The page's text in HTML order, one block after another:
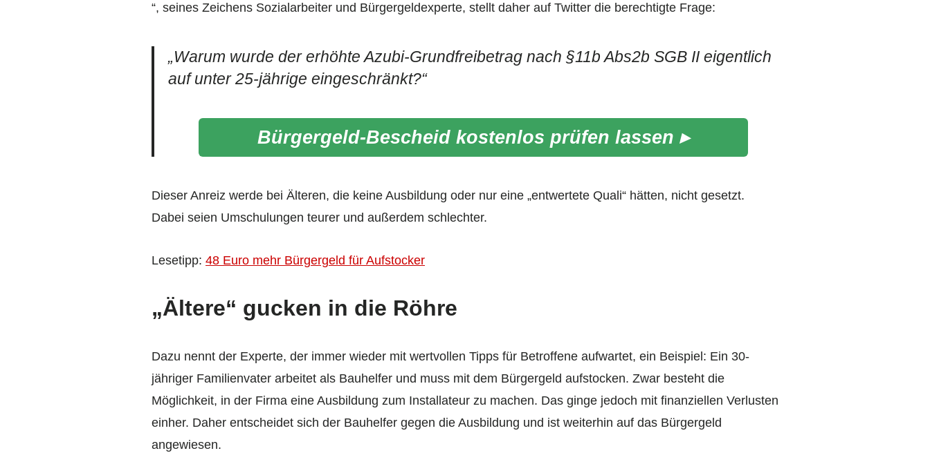
“, seines Zeichens Sozialarbeiter und Bürgergeldexperte, stellt daher auf Twitter die berechtigte Frage:
„Warum wurde der erhöhte Azubi-Grundfreibetrag nach §11b Abs2b SGB II eigentlich
auf unter 25-jährige eingeschränkt?“
Bürgergeld-Bescheid kostenlos prüfen lassen ▸
Dieser Anreiz werde bei Älteren, die keine Ausbildung oder nur eine „entwertete Quali“ hätten, nicht gesetzt.
Dabei seien Umschulungen teurer und außerdem schlechter.
Lesetipp: 48 Euro mehr Bürgergeld für Aufstocker
„Ältere“ gucken in die Röhre
Dazu nennt der Experte, der immer wieder mit wertvollen Tipps für Betroffene aufwartet, ein Beispiel: Ein 30-
jähriger Familienvater arbeitet als Bauhelfer und muss mit dem Bürgergeld aufstocken. Zwar besteht die
Möglichkeit, in der Firma eine Ausbildung zum Installateur zu machen. Das ginge jedoch mit finanziellen Verlusten
einher. Daher entscheidet sich der Bauhelfer gegen die Ausbildung und ist weiterhin auf das Bürgergeld
angewiesen.